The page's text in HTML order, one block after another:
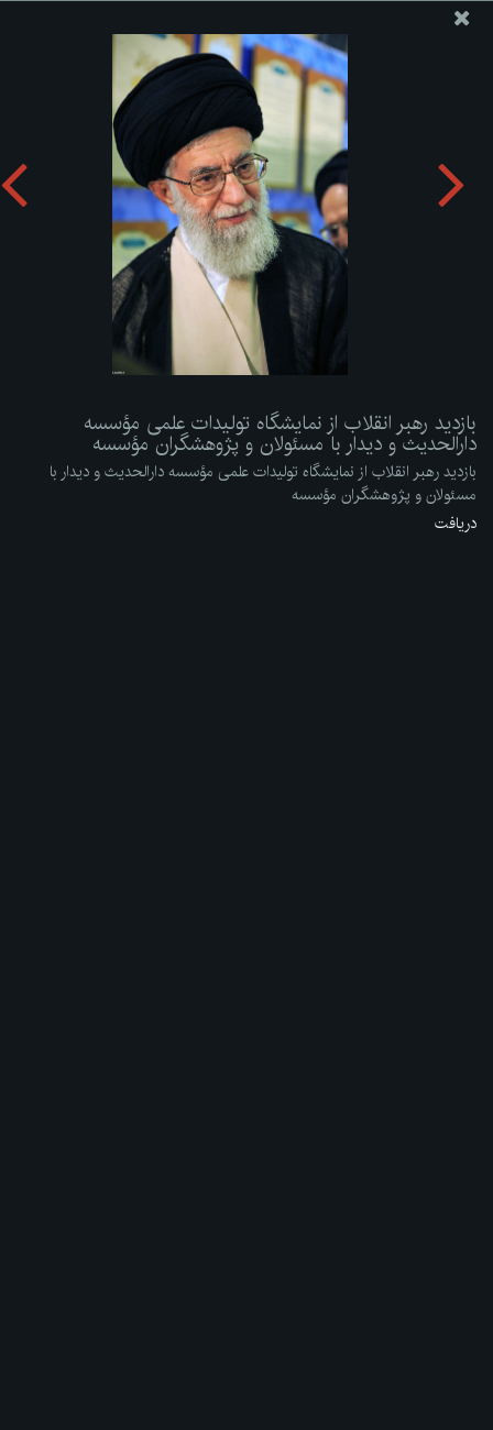
پایگاه اطلاع رسانی دفتر مقام معظم رهبری
ارسال نامه
وجوهات
بازدید رهبر انقلاب از نمایشگاه تولیدات علمی مؤسسه دارالحدیث
و دیدار با مسئولان و پژوهشگران مؤسسه
دریافت آلبوم:
بازدید رهبر انقلاب از نمایشگاه تولیدات علمی مؤسسه
دارالحدیث و دیدار با مسئولان و پژوهشگران مؤسسه
بازدید رهبر انقلاب از نمایشگاه تولیدات علمی مؤسسه دارالحدیث و دیدار با
مسئولان و پژوهشگران مؤسسه
دریافت